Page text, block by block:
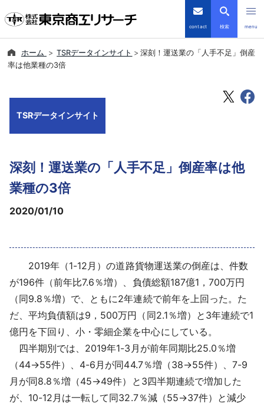
contact 検索 menu
導入事例
採用情報
よくあるご質問
English
ホーム TSRデータインサイト
深刻！運送業の「人手不足」倒産
率は他業種の3倍
TSRデータインサイト
深刻！運送業の「人手不足」倒産率は他
業種の3倍
2020/01/10
2019年（1-12月）の道路貨物運送業の倒産は、件数
が196件（前年比7.6％増）、負債総額187億1，700万円
（同9.8％増）で、ともに2年連続で前年を上回った。た
だ、平均負債額は9，500万円（同2.1％増）と3年連続で1
億円を下回り、小・零細企業を中心にしている。
四半期別では、2019年1-3月が前年同期比25.0％増
（44→55件）、4-6月が同44.7％増（38→55件）、7-9
月が同8.8％増（45→49件）と3四半期連続で増加した
が、10-12月は一転して同32.7％減（55→37件）と減少